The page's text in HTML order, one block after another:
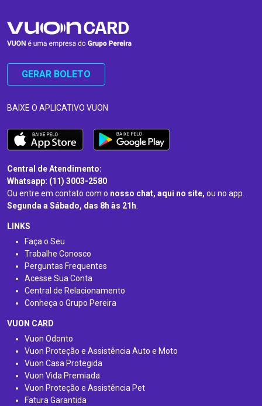
GERAR BOLETO
BAIXE O APLICATIVO VUON
Central de Atendimento:
Whatsapp: (11) 3003-2580
Ou entre em contato com o nosso chat, aqui no site, ou no app.
Segunda a Sábado, das 8h às 21h.
LINKS
Faça o Seu
Trabalhe Conosco
Perguntas Frequentes
Acesse Sua Conta
Central de Relacionamento
Conheça o Grupo Pereira
VUON CARD
Vuon Odonto
Vuon Proteção e Assistência Auto e Moto
Vuon Casa Protegida
Vuon Vida Premiada
Vuon Proteção e Assistência Pet
Fatura Garantida